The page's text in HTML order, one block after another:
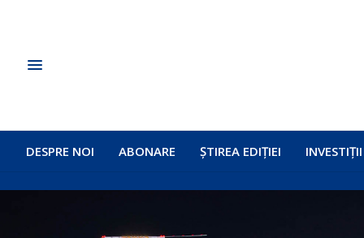
DESPRE NOI ABONARE ȘTIREA EDIȚIEI INVESTIȚII